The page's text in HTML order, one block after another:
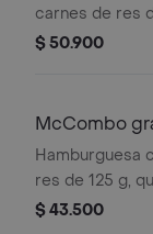
carnes de res
pepinillos,
Acompañada
y bebida
$ 50.900
McCombo
Hamburguesa
res de 125 g,
cebolla, tomate
$ 43.500